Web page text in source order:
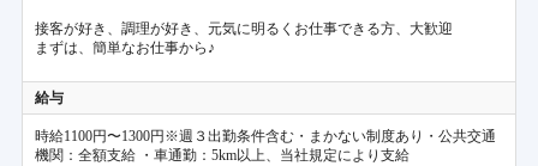
接客が好き、調理が好き、元気に明るくお仕事できる方、大歓迎
まずは、簡単なお仕事から♪
給与
時給1100円〜1300円※週３出勤条件含む・まかない制度あり・公共交通
機関：全額支給 ・車通勤：5km以上、当社規定により支給